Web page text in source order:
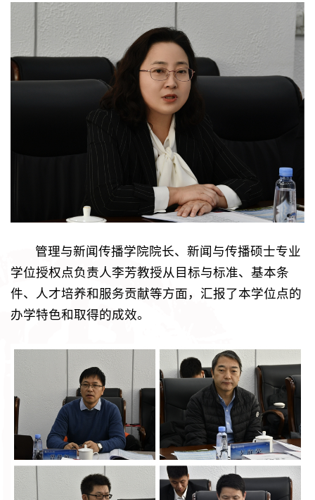
管理与新闻传播学院院长、新闻与传播硕士专业
学位授权点负责人李芳教授从目标与标准、基本条
件、人才培养和服务贡献等方面，汇报了本学位点的
办学特色和取得的成效。